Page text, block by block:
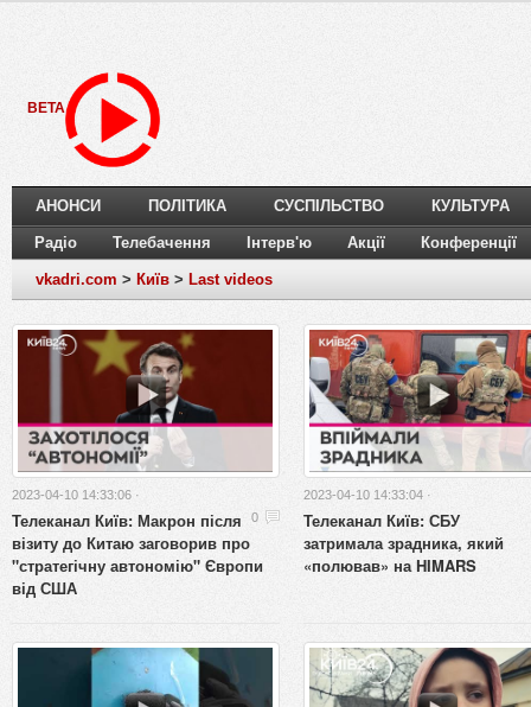
BETA
АНОНСИ ПОЛІТИКА СУСПІЛЬСТВО КУЛЬТУРА
Радіо Телебачення Інтерв'ю Акції Конференції
vkadri.com > Київ > Last videos
2023-04-10 14:33:06 ·
0
Телеканал Київ: Макрон після
візиту до Китаю заговорив про
"стратегічну автономію" Європи
від США
2023-04-10 14:33:04 ·
Телеканал Київ: СБУ
затримала зрадника, який
«полював» на HIMARS